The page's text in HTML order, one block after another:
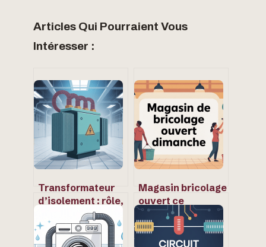
Articles Qui Pourraient Vous
Intéresser :
Transformateur
d’isolement : rôle,
schémas et
critères de choix
Magasin bricolage
ouvert ce
dimanche : où
aller près de chez
vous